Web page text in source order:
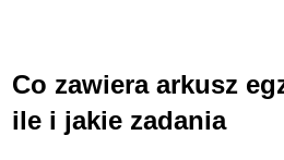
Co zawiera arkusz
ile i jakie zadania